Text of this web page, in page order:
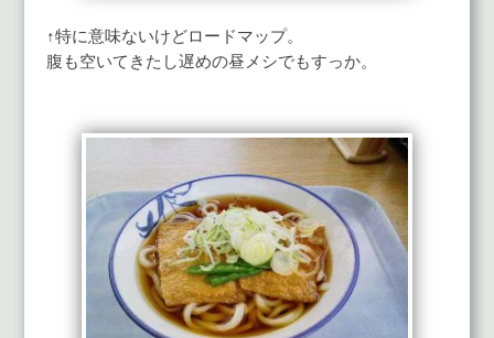
↑特に意味ないけどロードマップ。
腹も空いてきたし遅めの昼メシでもすっか。